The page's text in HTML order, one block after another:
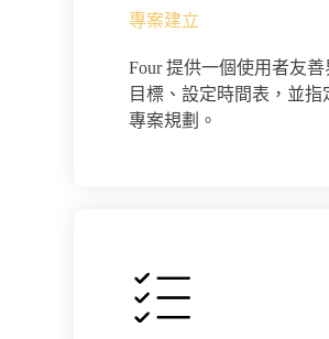
專案建立
Four 提供一個使用者友
目標、設定時間表，並
專案規劃。